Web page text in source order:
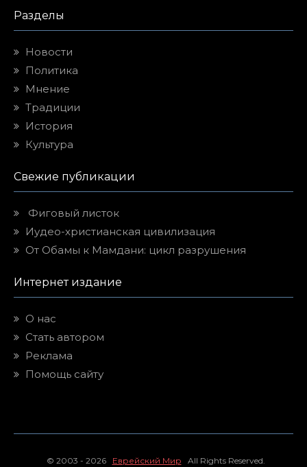
Разделы
Новости
Политика
Мнение
Традиции
История
Культура
Свежие публикации
Фиговый листок
Иудео-христианская цивилизация
От Обамы к Мамдани: цикл разрушения
Интернет издание
О нас
Стать автором
Реклама
Помощь сайту
© 2003 - 2026 Еврейский Мир All Rights Reserved.